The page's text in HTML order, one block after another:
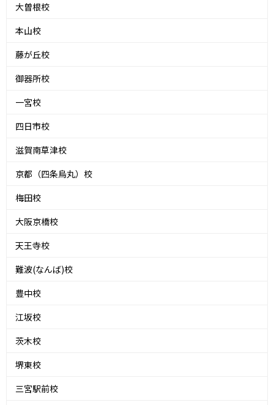
大曽根校
本山校
藤が丘校
御器所校
一宮校
四日市校
滋賀南草津校
京都（四条烏丸）校
梅田校
大阪京橋校
天王寺校
難波(なんば)校
豊中校
江坂校
茨木校
堺東校
三宮駅前校